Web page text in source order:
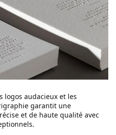
logos audacieux et les
garantit une
et de haute qualité avec